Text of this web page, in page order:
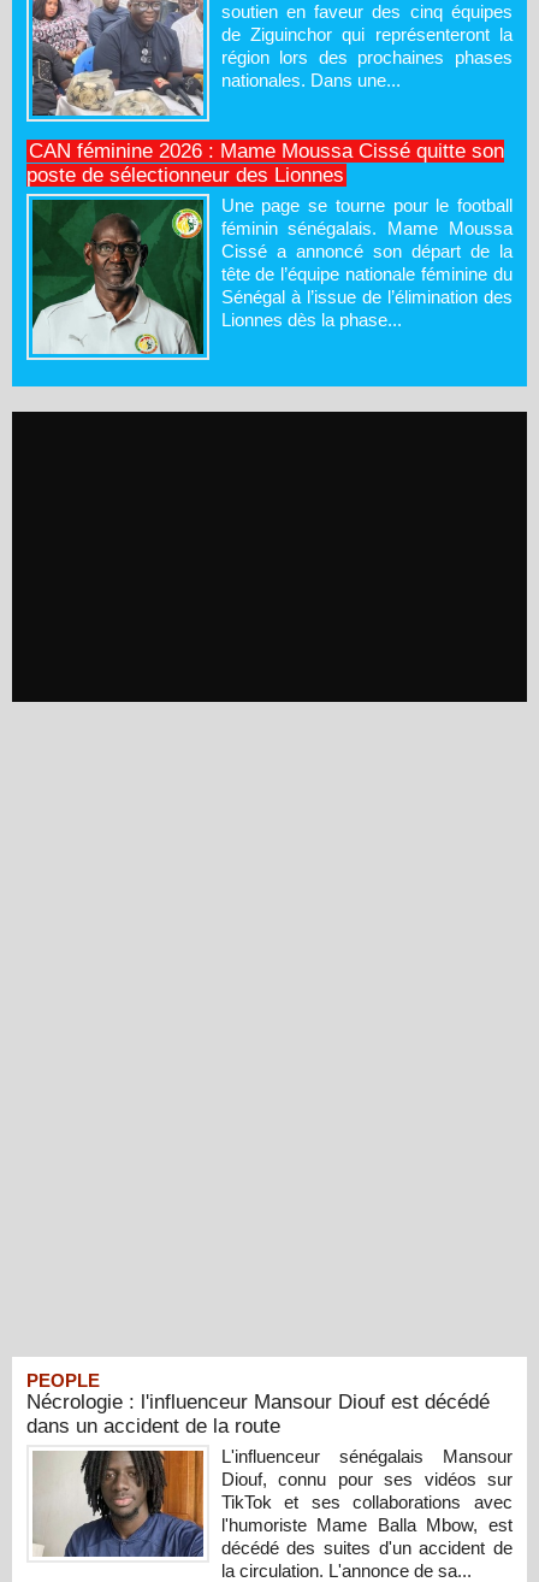
soutien en faveur des cinq équipes
de Ziguinchor qui représenteront la
région lors des prochaines phases
nationales. Dans une...
CAN féminine 2026 : Mame Moussa Cissé quitte son
poste de sélectionneur des Lionnes
Une page se tourne pour le football
féminin sénégalais. Mame Moussa
Cissé a annoncé son départ de la
tête de l’équipe nationale féminine du
Sénégal à l’issue de l’élimination des
Lionnes dès la phase...
PEOPLE
Nécrologie : l'influenceur Mansour Diouf est décédé
dans un accident de la route
L'influenceur sénégalais Mansour
Diouf, connu pour ses vidéos sur
TikTok et ses collaborations avec
l'humoriste Mame Balla Mbow, est
décédé des suites d'un accident de
la circulation. L'annonce de sa...